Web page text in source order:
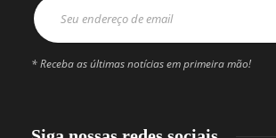
* Receba as últimas notícias em primeira mão!